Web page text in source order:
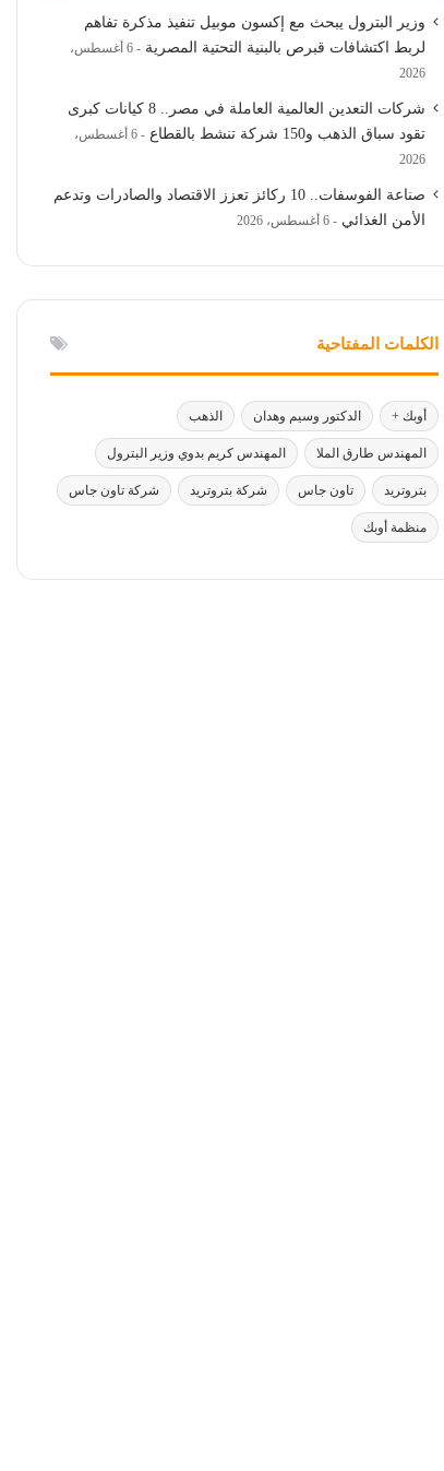
وزير البترول يبحث مع إكسون موبيل تنفيذ مذكرة تفاهم
لربط اكتشافات قبرص بالبنية التحتية المصرية
6 أغسطس،
2026
شركات التعدين العالمية العاملة في مصر.. 8 كيانات كبرى
تقود سباق الذهب و150 شركة تنشط بالقطاع
6 أغسطس،
2026
صناعة الفوسفات.. 10 ركائز تعزز الاقتصاد والصادرات وتدعم
الأمن الغذائي
6 أغسطس، 2026
الكلمات المفتاحية
أوبك + الدكتور وسيم وهدان الذهب
المهندس طارق الملا المهندس كريم بدوي وزير البترول
بتروتريد تاون جاس شركة بتروتريد شركة تاون جاس
منظمة أوبك